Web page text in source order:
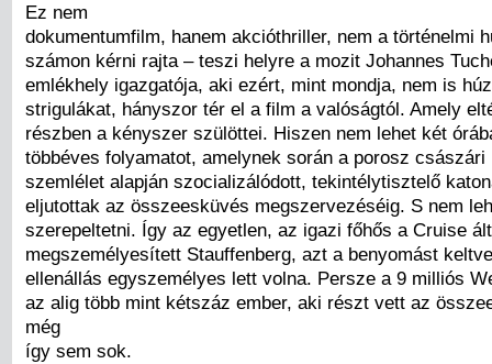
Ez nem
dokumentumfilm, hanem akcióthriller, nem a történelmi
számon kérni rajta – teszi helyre a mozit Johannes
emlékhely igazgatója, aki ezért, mint mondja, nem is
strigulákat, hányszor tér el a film a valóságtól. Amely
részben a kényszer szülöttei. Hiszen nem lehet két
többéves folyamatot, amelynek során a porosz császári
szemlélet alapján szocializálódott, tekintélytisztelő
eljutottak az összeesküvés megszervezéséig. S nem
szerepeltetni. Így az egyetlen, az igazi főhős a Cruise
megszemélyesített Stauffenberg, azt a benyomást
ellenállás egyszemélyes lett volna. Persze a 9 milliós
az alig több mint kétszáz ember, aki részt vett az
még
így sem sok.